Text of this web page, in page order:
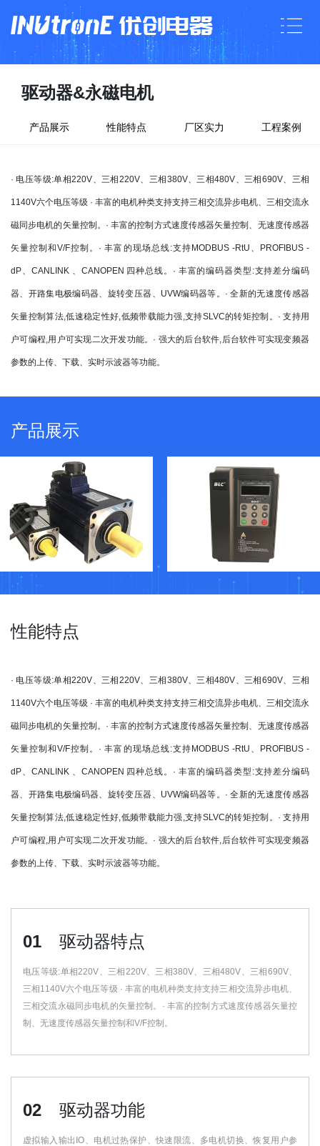
驱动器&永磁电机
产品展示 性能特点 厂区实力 工程案例
· 电压等级:单相220V、三相220V、三相380V、三相480V、三相690V、三相
1140V六个电压等级 · 丰富的电机种类支持支持三相交流异步电机、三相交流永
磁同步电机的矢量控制。· 丰富的控制方式速度传感器矢量控制、无速度传感器
矢量控制和V/F控制。· 丰富的现场总线:支持MODBUS -RtU、PROFIBUS -
dP、CANLINK 、CANOPEN 四种总线。· 丰富的编码器类型:支持差分编码
器、开路集电极编码器、旋转变压器、UVW编码器等。· 全新的无速度传感器
矢量控制算法,低速稳定性好,低频带载能力强,支持SLVC的转矩控制。· 支持用
户可编程,用户可实现二次开发功能。· 强大的后台软件,后台软件可实现变频器
参数的上传、下载、实时示波器等功能。
产品展示
性能特点
· 电压等级:单相220V、三相220V、三相380V、三相480V、三相690V、三相
1140V六个电压等级 · 丰富的电机种类支持支持三相交流异步电机、三相交流永
磁同步电机的矢量控制。· 丰富的控制方式速度传感器矢量控制、无速度传感器
矢量控制和V/F控制。· 丰富的现场总线:支持MODBUS -RtU、PROFIBUS -
dP、CANLINK 、CANOPEN 四种总线。· 丰富的编码器类型:支持差分编码
器、开路集电极编码器、旋转变压器、UVW编码器等。· 全新的无速度传感器
矢量控制算法,低速稳定性好,低频带载能力强,支持SLVC的转矩控制。· 支持用
户可编程,用户可实现二次开发功能。· 强大的后台软件,后台软件可实现变频器
参数的上传、下载、实时示波器等功能。
01 驱动器特点
电压等级:单相220V、三相220V、三相380V、三相480V、三相690V、
三相1140V六个电压等级 · 丰富的电机种类支持支持三相交流异步电机、
三相交流永磁同步电机的矢量控制。· 丰富的控制方式速度传感器矢量控
制、无速度传感器矢量控制和V/F控制。
02 驱动器功能
虚拟输入输出IO、电机过热保护、快速限流、多电机切换、恢复用户参